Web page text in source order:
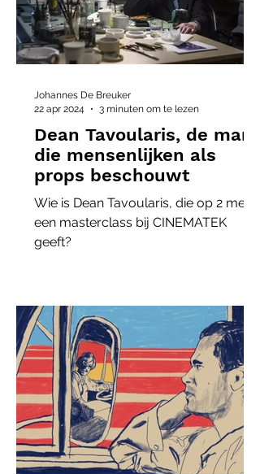
Dean Tavoularis, de man
die mensenlijken als
props beschouwt
Wie is Dean Tavoularis, die op 2 mei
een masterclass bij CINEMATEK
geeft?
Johannes De Breuker
22 apr 2024
3 minuten om te lezen